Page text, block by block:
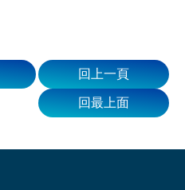
回上一頁
回最上面